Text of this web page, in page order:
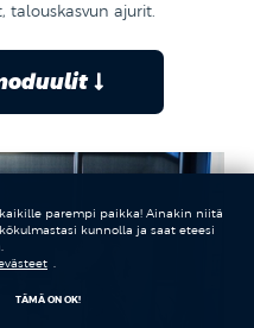
talouskasvun ajurit.
parempi paikka! Ainakin niitä
kunnolla ja saat eteesi
TÄMÄ ON OK!